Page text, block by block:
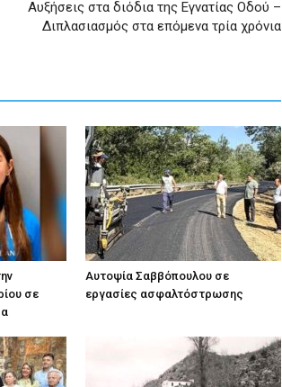
Αυξήσεις στα διόδια της Εγνατίας Οδού –
Διπλασιασμός στα επόμενα τρία χρόνια
σε
Αυτοψία Σαββόπουλου σε
εργασίες ασφαλτόστρωσης